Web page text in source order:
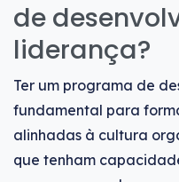
de
liderança?
Ter um programa de
fundamental para
alinhadas à cultura
que tenham